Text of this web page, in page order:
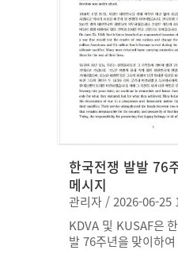
한국전쟁 발발 76
메시지
관리자 / 2026-06-25
KDVA 및 KUSAF은
발 76주년을 맞이하